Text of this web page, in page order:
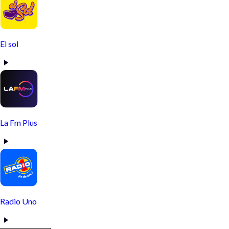
El sol
La Fm Plus
Radio Uno